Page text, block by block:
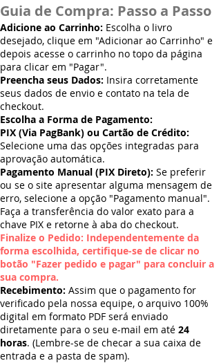
Guia de Compra: Passo a Passo
Adicione ao Carrinho: Escolha o livro
desejado, clique em "Adicionar ao Carrinho" e
depois acesse o carrinho no topo da página
para clicar em "Pagar".
Preencha seus Dados: Insira corretamente
seus dados de envio e contato na tela de
checkout.
Escolha a Forma de Pagamento:
PIX (Via PagBank) ou Cartão de Crédito:
Selecione uma das opções integradas para
aprovação automática.
Pagamento Manual (PIX Direto): Se preferir
ou se o site apresentar alguma mensagem de
erro, selecione a opção "Pagamento manual".
Faça a transferência do valor exato para a
chave PIX e retorne à aba do checkout.
Finalize o Pedido: Independentemente da
forma escolhida, certifique-se de clicar no
botão "Fazer pedido e pagar" para concluir a
sua compra.
Recebimento: Assim que o pagamento for
verificado pela nossa equipe, o arquivo 100%
digital em formato PDF será enviado
diretamente para o seu e-mail em até 24
horas. (Lembre-se de checar a sua caixa de
entrada e a pasta de spam).